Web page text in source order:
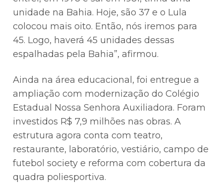
unidade na Bahia. Hoje, são 37 e o Lula
colocou mais oito. Então, nós iremos para
45. Logo, haverá 45 unidades dessas
espalhadas pela Bahia”, afirmou.
Ainda na área educacional, foi entregue a
ampliação com modernização do Colégio
Estadual Nossa Senhora Auxiliadora. Foram
investidos R$ 7,9 milhões nas obras. A
estrutura agora conta com teatro,
restaurante, laboratório, vestiário, campo de
futebol society e reforma com cobertura da
quadra poliesportiva.